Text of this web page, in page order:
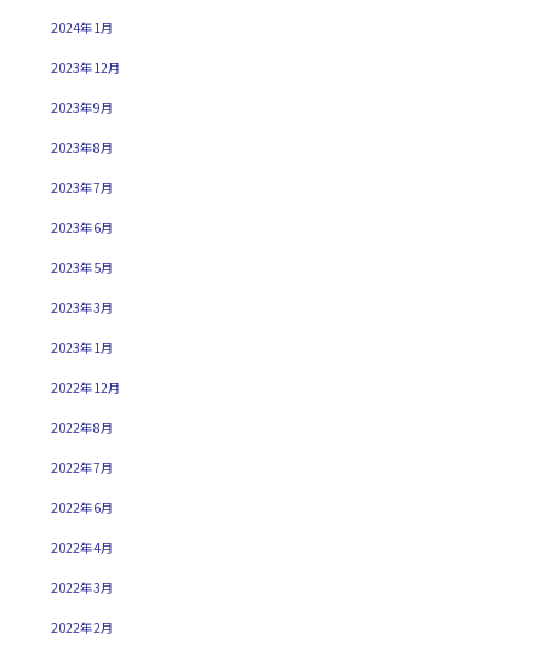
2024年1月
2023年12月
2023年9月
2023年8月
2023年7月
2023年6月
2023年5月
2023年3月
2023年1月
2022年12月
2022年8月
2022年7月
2022年6月
2022年4月
2022年3月
2022年2月